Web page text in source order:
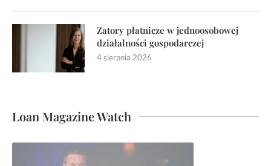
Zatory płatnicze w jednoosobowej
działalności gospodarczej
4 sierpnia 2026
Loan Magazine Watch